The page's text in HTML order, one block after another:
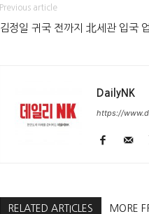
Previous article
김정일 귀국 전까지 北세관 입국
DailyNK
https://
RELATED ARTICLES MORE